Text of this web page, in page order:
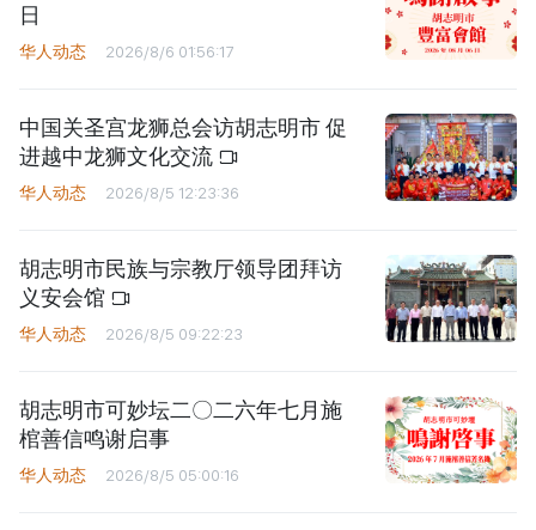
日
华人动态 2026/8/6 01:56:17
中国关圣宫龙狮总会访胡志明市 促
进越中龙狮文化交流
华人动态 2026/8/5 12:23:36
胡志明市民族与宗教厅领导团拜访
义安会馆
华人动态 2026/8/5 09:22:23
胡志明市可妙坛二〇二六年七月施
棺善信鸣谢启事
华人动态 2026/8/5 05:00:16